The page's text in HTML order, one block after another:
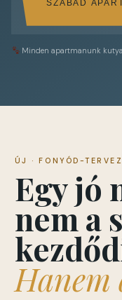
SZABAD
Minden apartmanunk
ÚJ · FONYÓD-
Egy jó
nem a
Hanem